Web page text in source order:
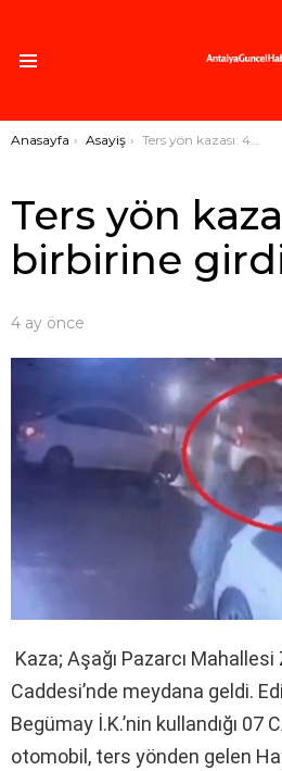
Buradasınız:
Anasayfa Asayiş Ters yön kazası: 4 araç birbirine girdi
Ters yön
birbirine
4 ay önce
Kaza; Aşağı Pazarcı Mahallesi
Caddesi’nde meydana geldi.
Begümay İ.K.’nin kullandığı 07
otomobil, ters yönden gelen